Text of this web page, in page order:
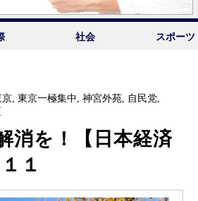
社会 スポーツ
京,東京一極集中,神宮外苑, 自民党,
消を！【日本経済
１